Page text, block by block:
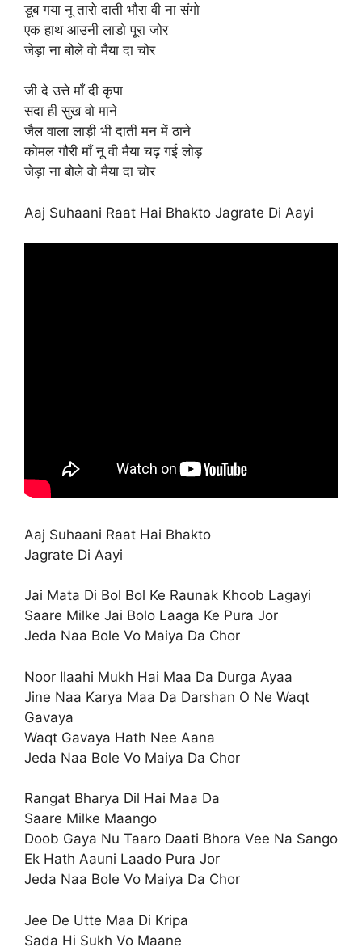
डूब गया नू तारो दाती भौरा वी ना संगो
एक हाथ आउनी लाडो पूरा जोर
जेड़ा ना बोले वो मैया दा चोर
जी दे उत्ते माँ दी कृपा
सदा ही सुख वो माने
जैल वाला लाड़ी भी दाती मन में ठाने
कोमल गौरी माँ नू वी मैया चढ़ गई लोड़
जेड़ा ना बोले वो मैया दा चोर
Aaj Suhaani Raat Hai Bhakto Jagrate Di Aayi
Aaj Suhaani Raat Hai Bhakto
Jagrate Di Aayi
Jai Mata Di Bol Bol Ke Raunak Khoob Lagayi
Saare Milke Jai Bolo Laaga Ke Pura Jor
Jeda Naa Bole Vo Maiya Da Chor
Noor Ilaahi Mukh Hai Maa Da Durga Ayaa
Jine Naa Karya Maa Da Darshan O Ne Waqt
Gavaya
Waqt Gavaya Hath Nee Aana
Jeda Naa Bole Vo Maiya Da Chor
Rangat Bharya Dil Hai Maa Da
Saare Milke Maango
Doob Gaya Nu Taaro Daati Bhora Vee Na Sango
Ek Hath Aauni Laado Pura Jor
Jeda Naa Bole Vo Maiya Da Chor
Jee De Utte Maa Di Kripa
Sada Hi Sukh Vo Maane